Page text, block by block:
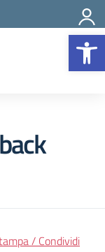
/ Condividi